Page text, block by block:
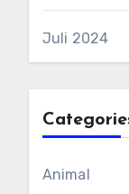
Juli 2024
Animal